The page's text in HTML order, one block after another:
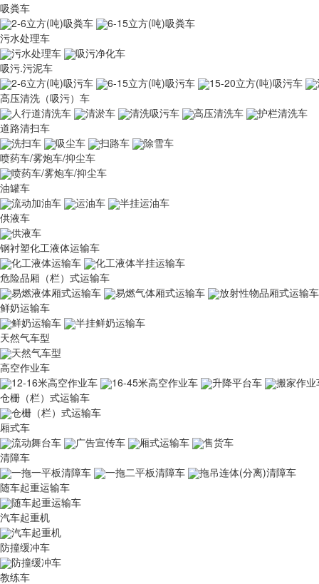
吸粪车
2-6立方(吨)吸粪车
6-15立方(吨)吸粪车
污水处理车
污水处理车
吸污净化车
吸污.污泥车
2-6立方(吨)吸污车
6-15立方(吨)吸污车 15-20立方(吨)吸污车
高压清洗（吸污）车
人行道清洗车
清淤车 清洗吸污车 高压清洗车
护栏清洗车
道路清扫车
洗扫车
吸尘车 扫路车
除雪车
喷药车/雾炮车/抑尘车
喷药车/雾炮车/抑尘车
油罐车
流动加油车
运油车
半挂运油车
供液车
供液车
钢衬塑化工液体运输车
化工液体运输车
化工液体半挂运输车
危险品厢（栏）式运输车
易燃液体厢式运输车
易燃气体厢式运输车
放射性物品厢式运输车
鲜奶运输车
鲜奶运输车
半挂鲜奶运输车
天然气车型
天然气车型
高空作业车
12-16米高空作业车
16-45米高空作业车 升降平台车
搬家作业
仓栅（栏）式运输车
仓栅（栏）式运输车
厢式车
流动舞台车
广告宣传车 厢式运输车
售货车
清障车
一拖一平板清障车
一拖二平板清障车
拖吊连体(分离)清障车
随车起重运输车
随车起重运输车
汽车起重机
汽车起重机
防撞缓冲车
防撞缓冲车
教练车